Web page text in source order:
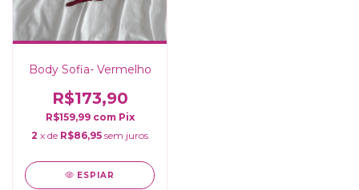
Body Sofia- Vermelho
R$173,90
R$159,99 com Pix
2 x de R$86,95 sem juros
ESPIAR